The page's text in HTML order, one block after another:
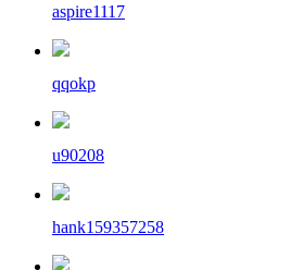
aspire1117
qqokp
u90208
hank159357258